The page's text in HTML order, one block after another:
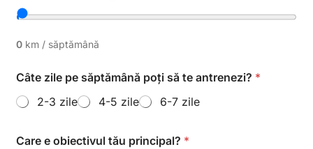
t
e
t
a
l
r
i
n
r
0 km / săptămână
Câte zile pe săptămână poți să te antrenezi? *
2-3 zile
4-5 zile 6-7 zile
Care e obiectivul tău principal? *